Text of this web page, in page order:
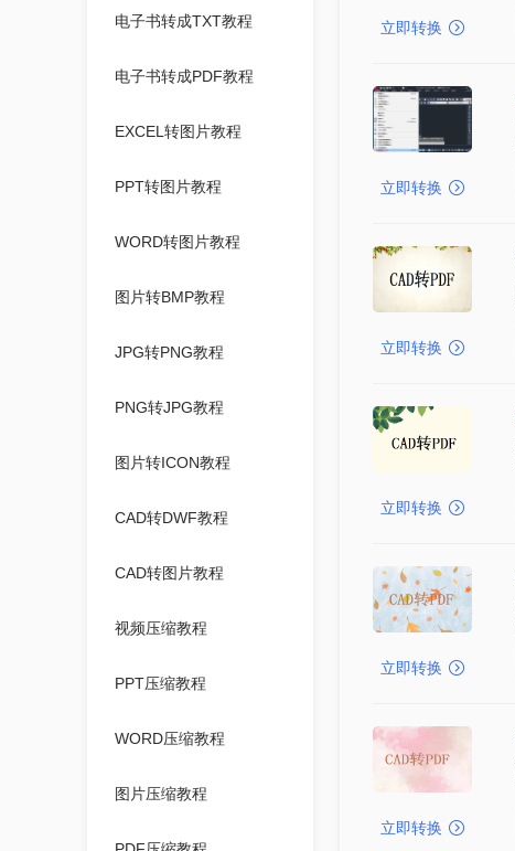
电子书转成TXT教程
电子书转成PDF教程
EXCEL转图片教程
PPT转图片教程
WORD转图片教程
图片转BMP教程
JPG转PNG教程
PNG转JPG教程
图片转ICON教程
CAD转DWF教程
CAD转图片教程
视频压缩教程
PPT压缩教程
WORD压缩教程
图片压缩教程
立即转换
立即转换
立即转换
立即转换
立即转换
立即转换